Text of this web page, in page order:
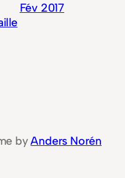
Fév 2017
byAnders Norén